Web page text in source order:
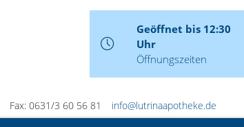
Geöffnet bis 12:30
Uhr
Öffnungszeiten
Fax: 0631/3 60 56 81 info@lutrinaapotheke.de